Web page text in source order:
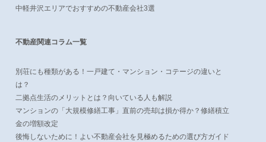
中軽井沢エリアでおすすめの不動産会社3選
不動産関連コラム一覧
別荘にも種類がある！一戸建て・マンション・コテージの違いと
は？
二拠点生活のメリットとは？向いている人も解説
マンションの「大規模修繕工事」直前の売却は損か得か？修繕積立
金の増額改定
後悔しないために！よい不動産会社を見極めるための選び方ガイド